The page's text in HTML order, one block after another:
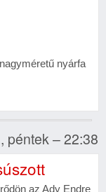
nyárfa
péntek – 22:38
az Ady Endre